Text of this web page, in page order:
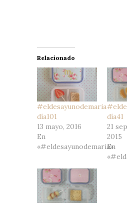
Relacionado
#eldesayunodemaria
día101
13 mayo, 2016
En
«#eldesayunodemaria»
día41
21
2015
En